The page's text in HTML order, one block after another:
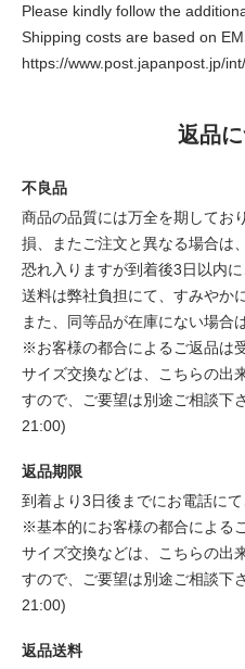
Please kindly follow the
Shipping costs are based on
https://www.post.japanpost.jp/
返品
不良品
商品の品質には万全を期してお
損、またご注文と異なる場合は、
恐れ入りますが到着後3日以内に
送料は弊社負担にて、すみやか
また、同等品が在庫にない場合
※お客様の都合によるご返品は
サイズ交換などは、こちらの出
すので、ご要望は別途ご相談下
21:00)
返品期限
到着より3日後までにお電話にて
※基本的にお客様の都合による
サイズ交換などは、こちらの出
すので、ご要望は別途ご相談下
21:00)
返品送料